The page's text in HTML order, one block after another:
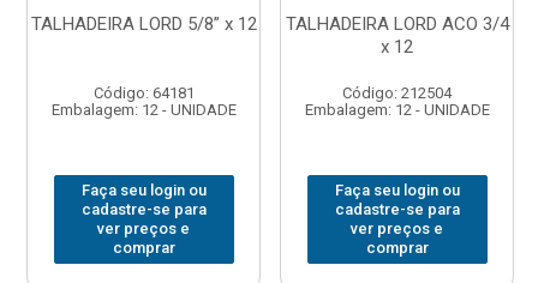
TALHADEIRA LORD 5/8” x 12
Código: 64181
Embalagem: 12 - UNIDADE
Faça seu login ou
cadastre-se para
ver preços e
comprar
TALHADEIRA LORD ACO 3/4
x 12
Código: 212504
Embalagem: 12 - UNIDADE
Faça seu login ou
cadastre-se para
ver preços e
comprar